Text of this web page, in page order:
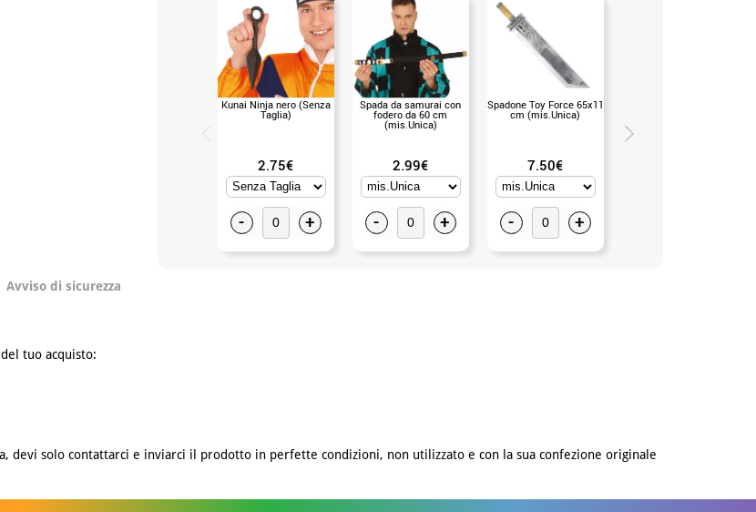
Kunai Ninja nero (Senza
Taglia)
2.75€
- +
Spada da samurai con
fodero da 60 cm
(mis.Unica)
2.99€
- +
Spadone Toy Force 65x11
cm (mis.Unica)
7.50€
- +
Avviso di sicurezza
tuo acquisto:
devi solo contattarci e inviarci il prodotto in perfette condizioni, non utilizzato e con la sua confezione originale